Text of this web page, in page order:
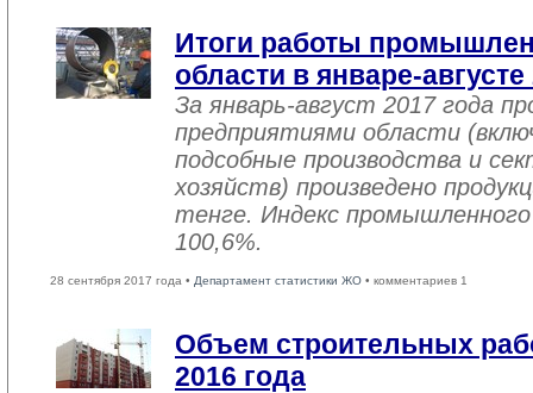
Итоги работы
области в январе-августе
За январь-август 2017 года
предприятиями области
подсобные производства и
хозяйств) произведено
тенге. Индекс
100,6%.
28 сентября 2017 года • Департамент статистики ЖО • комментариев 1
Объем строительных
2016 года